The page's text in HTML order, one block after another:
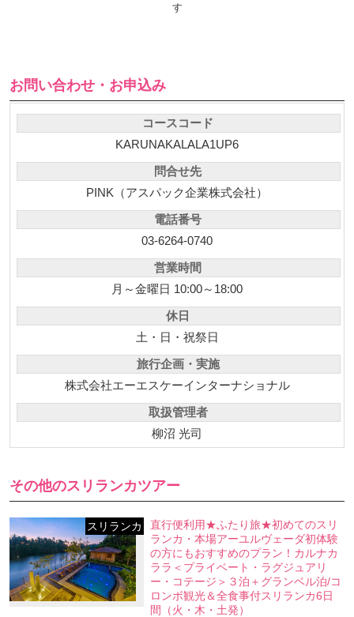
す
お問い合わせ・お申込み
コースコード
KARUNAKALALA1UP6
問合せ先
PINK（アスパック企業株式会社）
電話番号
03-6264-0740
営業時間
月～金曜日 10:00～18:00
休日
土・日・祝祭日
旅行企画・実施
株式会社エーエスケーインターナショナル
取扱管理者
柳沼 光司
その他のスリランカツアー
スリランカ
直行便利用★ふたり旅★初めてのスリ
ランカ・本場アーユルヴェーダ初体験
の方にもおすすめのプラン！カルナカ
ララ＜プライベート・ラグジュアリ
ー・コテージ＞３泊＋グランベル泊/コ
ロンボ観光＆全食事付スリランカ6日
間（火・木・土発）